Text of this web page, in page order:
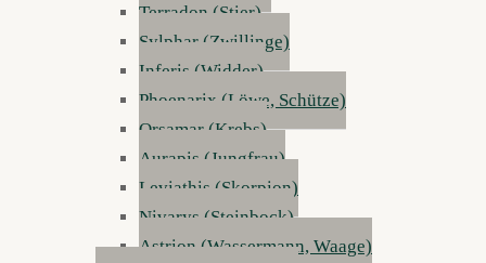
Terradon (Stier)
Sylphar (Zwillinge)
Inferis (Widder)
Phoenarix (Löwe, Schütze)
Orsamar (Krebs)
Aurapis (Jungfrau)
Leviathis (Skorpion)
Nivarys (Steinbock)
Astrion (Wassermann, Waage)